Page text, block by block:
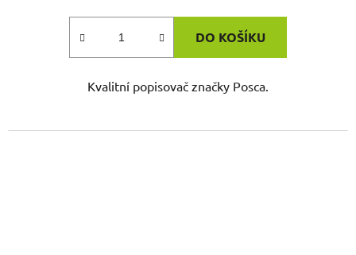
DO KOŠÍKU
Kvalitní popisovač značky Posca.